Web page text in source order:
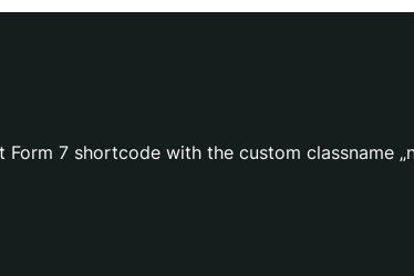
7 shortcode with the custom classname